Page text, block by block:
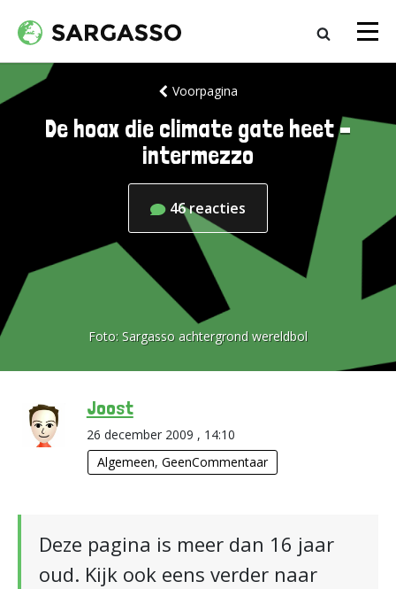
Voorpagina
De hoax die climate gate heet –
intermezzo
46reacties
Foto: Sargasso achtergrond wereldbol
Joost
26 december 2009 , 14:10
Algemeen, GeenCommentaar
Deze pagina is meer dan 16 jaar
oud. Kijk ook eens verder naar